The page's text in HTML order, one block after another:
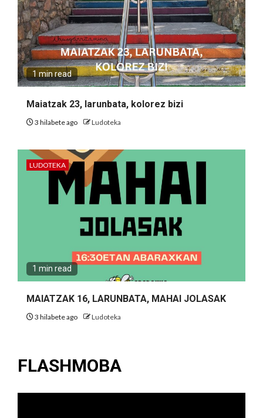
1 min read
Maiatzak 23, larunbata, kolorez bizi
3 hilabete ago Ludoteka
LUDOTEKA
1 min read
MAIATZAK 16, LARUNBATA, MAHAI JOLASAK
3 hilabete ago Ludoteka
FLASHMOBA